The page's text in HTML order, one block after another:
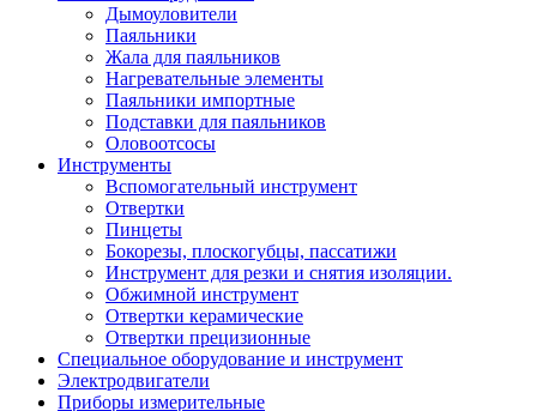
Дымоуловители
Паяльники
Жала для паяльников
Нагревательные элементы
Паяльники импортные
Подставки для паяльников
Оловоотсосы
Инструменты
Вспомогательный инструмент
Отвертки
Пинцеты
Бокорезы, плоскогубцы, пассатижи
Инструмент для резки и снятия изоляции.
Обжимной инструмент
Отвертки керамические
Отвертки прецизионные
Специальное оборудование и инструмент
Электродвигатели
Приборы измерительные